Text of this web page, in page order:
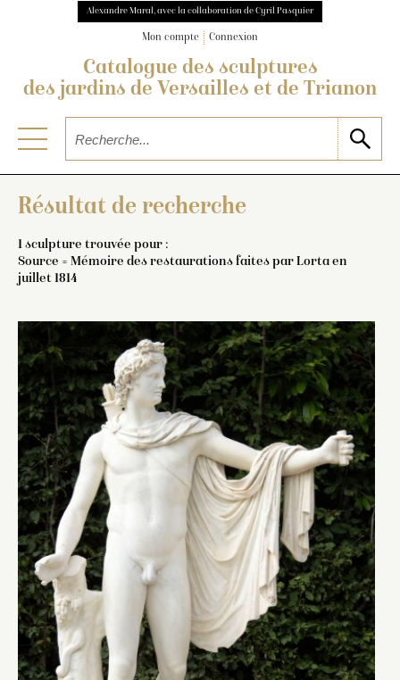
Alexandre Maral, avec la collaboration de Cyril Pasquier
Mon compte Connexion
Catalogue des sculptures
des jardins de Versailles et de Trianon
Résultat de recherche
1 sculpture trouvée pour :
Source = Mémoire des restaurations faites par Lorta en
juillet 1814